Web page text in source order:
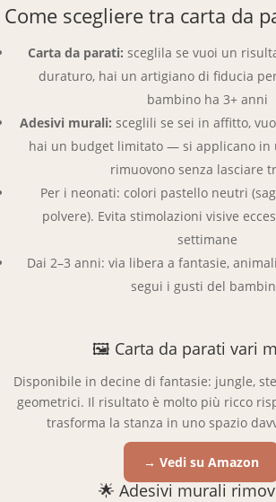
Come scegliere tra carta da
Carta da parati: sceglila se vuoi un
duraturo, hai un artigiano di fiducia
bambino ha 3+ anni
Adesivi murali: sceglili se sei in affitto,
hai un budget limitato — si applicano in
rimuovono senza lasciare
Per i neonati: colori pastello neutri
polvere). Evita stimolazioni visive
settimane
Dai 2–3 anni: via libera a fantasie,
segui i gusti del
🖼 Carta da parati vari
Disponibile in decine di fantasie: jungle,
geometrici. Il risultato è molto più ricco
trasforma la stanza in uno spazio
→ Vedi su Amazon
🌟 Adesivi murali